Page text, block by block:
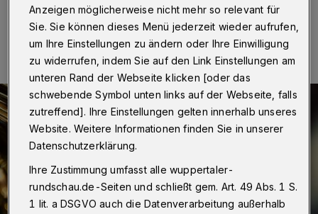
20.12.2020 , 19:20 Uhr Eine Minute Lesezeit
Anzeigen möglicherweise nicht mehr so relevant für
Sie. Sie können dieses Menü jederzeit wieder aufrufen,
um Ihre Einstellungen zu ändern oder Ihre Einwilligung
zu widerrufen, indem Sie auf den Link Einstellungen am
unteren Rand der Webseite klicken [oder das
schwebende Symbol unten links auf der Webseite, falls
zutreffend]. Ihre Einstellungen gelten innerhalb unseres
Website. Weitere Informationen finden Sie in unserer
Datenschutzerklärung.
Ihre Zustimmung umfasst alle wuppertaler-
rundschau.de-Seiten und schließt gem. Art. 49 Abs. 1 S.
1 lit. a DSGVO auch die Datenverarbeitung außerhalb